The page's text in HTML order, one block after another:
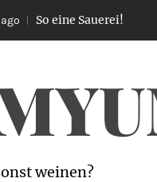
eine Sauerei! 5 years
weinen?